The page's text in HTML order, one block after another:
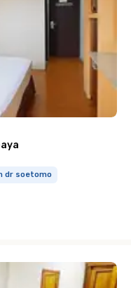
dr soetomo